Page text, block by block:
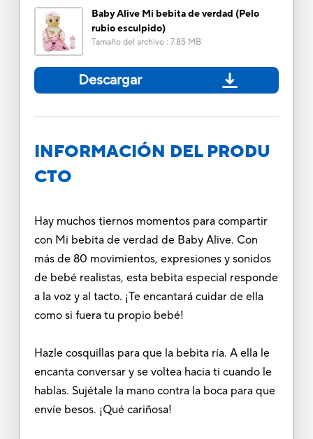
Baby Alive Mi bebita de verdad (Pelo
rubio esculpido)
Tamaño del archivo: 7.85 MB
Descargar
INFORMACIÓN DEL PRODU
CTO
Hay muchos tiernos momentos para compartir
con Mi bebita de verdad de Baby Alive. Con
más de 80 movimientos, expresiones y sonidos
de bebé realistas, esta bebita especial responde
a la voz y al tacto. ¡Te encantará cuidar de ella
como si fuera tu propio bebé!
Hazle cosquillas para que la bebita ría. A ella le
encanta conversar y se voltea hacia ti cuando le
hablas. Sujétale la mano contra la boca para que
envíe besos. ¡Qué cariñosa!